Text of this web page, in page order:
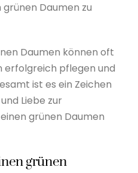
grünen Daumen zu
Daumen können oft
erfolgreich pflegen und
ist es ein Zeichen
Liebe zur
grünen Daumen
grünen